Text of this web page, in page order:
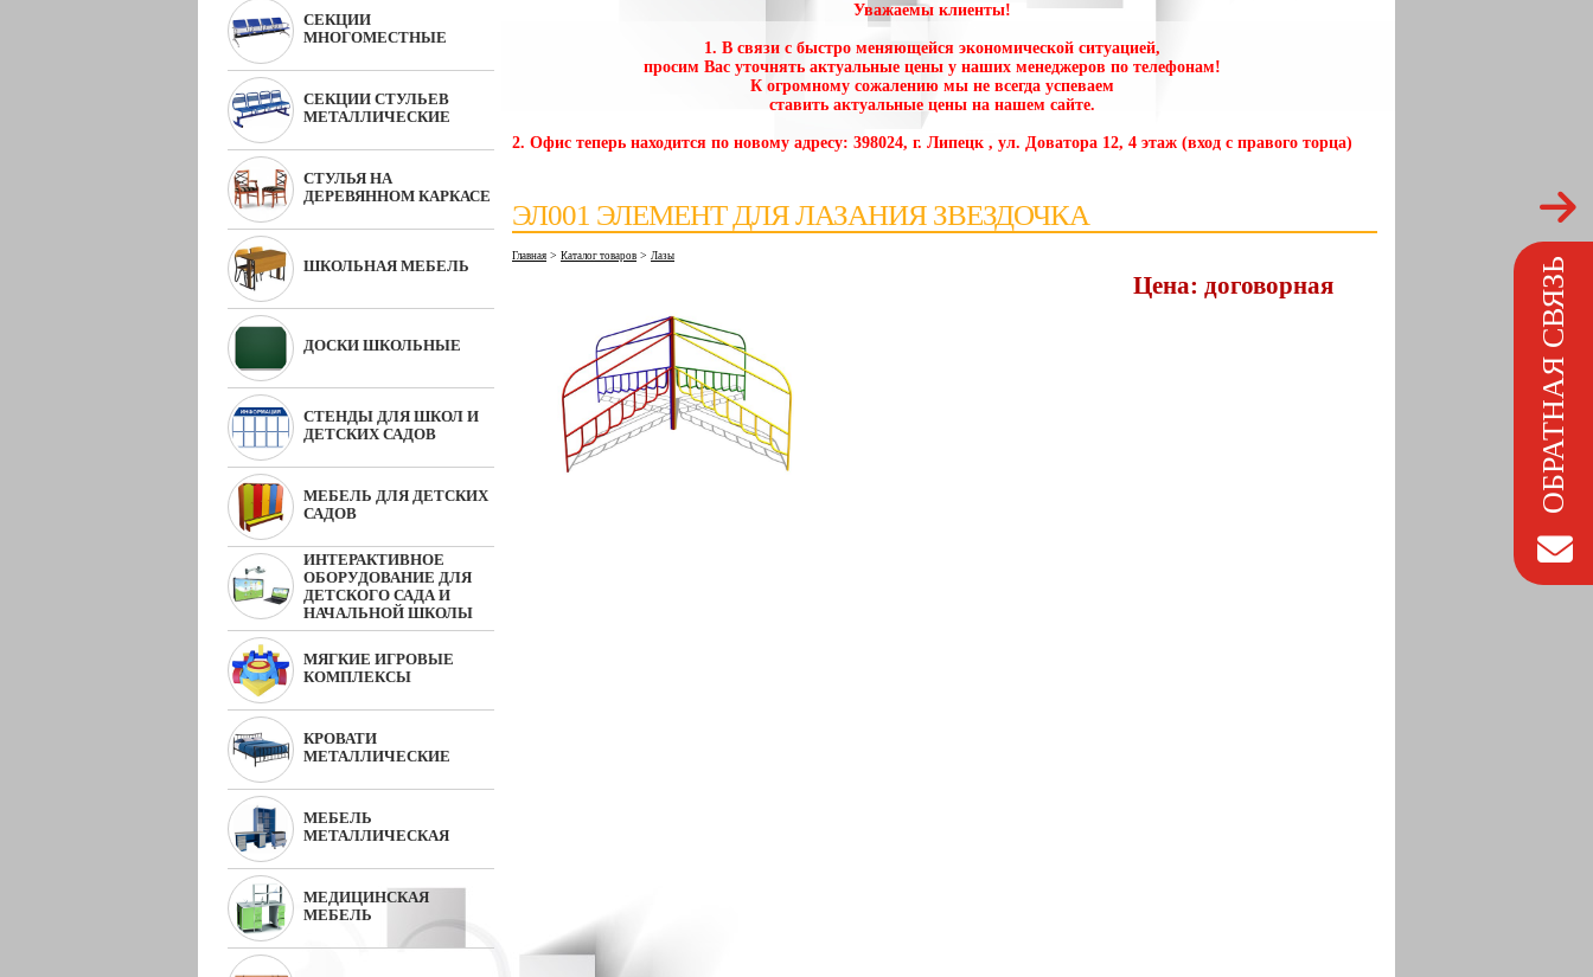
ОБРАТНАЯ СВЯЗЬ
СЕКЦИИ
МНОГОМЕСТНЫЕ
СЕКЦИИ СТУЛЬЕВ
МЕТАЛЛИЧЕСКИЕ
СТУЛЬЯ НА
ДЕРЕВЯННОМ КАРКАСЕ
ШКОЛЬНАЯ МЕБЕЛЬ
ДОСКИ ШКОЛЬНЫЕ
СТЕНДЫ ДЛЯ ШКОЛ И
ДЕТСКИХ САДОВ
МЕБЕЛЬ ДЛЯ ДЕТСКИХ
САДОВ
ИНТЕРАКТИВНОЕ
ОБОРУДОВАНИЕ ДЛЯ
ДЕТСКОГО САДА И
НАЧАЛЬНОЙ ШКОЛЫ
МЯГКИЕ ИГРОВЫЕ
КОМПЛЕКСЫ
КРОВАТИ
МЕТАЛЛИЧЕСКИЕ
МЕБЕЛЬ
МЕТАЛЛИЧЕСКАЯ
МЕДИЦИНСКАЯ
МЕБЕЛЬ
Уважаемы клиенты!
1. В связи с быстро меняющейся экономической ситуацией,
просим Вас уточнять актуальные цены у наших менеджеров по телефонам!
К огромному сожалению мы не всегда успеваем
ставить актуальные цены на нашем сайте.
2. Офис теперь находится по новому адресу: 398024, г. Липецк , ул. Доватора 12, 4 этаж (вход с правого торца)
ЭЛ001 ЭЛЕМЕНТ ДЛЯ ЛАЗАНИЯ ЗВЕЗДОЧКА
Главная > Каталог товаров > Лазы
Цена: договорная